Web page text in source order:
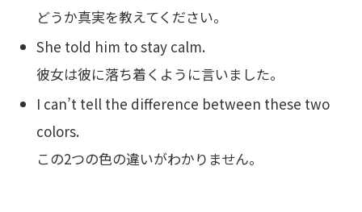
どうか真実を教えてください。
She told him to stay calm.
彼女は彼に落ち着くように言いました。
I can’t tell the difference between these two
colors.
この2つの色の違いがわかりません。